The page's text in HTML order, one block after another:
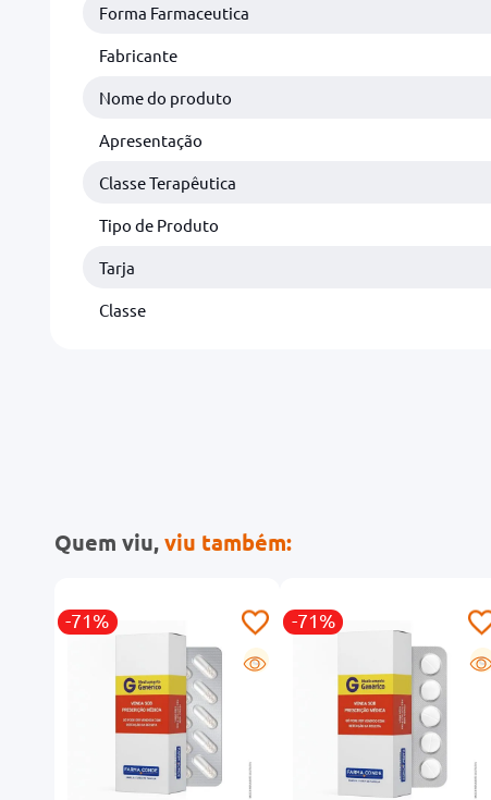
Forma Farmaceutica
Fabricante
Nome do produto
Apresentação
Classe Terapêutica
Tipo de Produto
Tarja
Classe
Quem viu,viu também:
-71%
G
-71%
G